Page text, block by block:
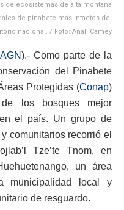
de ecosistemas de alta montaña
de pinabete más intactos del
nacional. / Foto: Analí Camey
AGN).- Como parte de la
del Pinabete
Protegidas (Conap)
los bosques mejor
el país. Un grupo de
comunitarios recorrió el
Tze’te Tnom, en
un área
municipalidad local y
de resguardo.